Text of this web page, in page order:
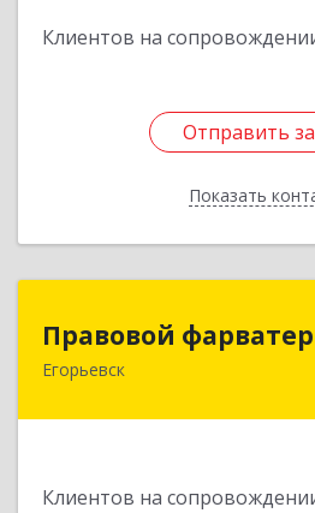
Клиентов на
Отправить
Показать
Отправить
Назад
Правовой фарватер
Егорьевск
Клиентов на